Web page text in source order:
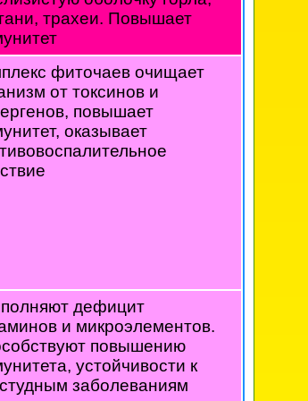
трахеи. Повышает
фиточаев очищает
от токсинов и
повышает
оказывает
дефицит
и микроэлементов.
повышению
устойчивости к
заболеваниям